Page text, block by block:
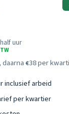
uur
€38 per
inclusief arbeid
per kwartier